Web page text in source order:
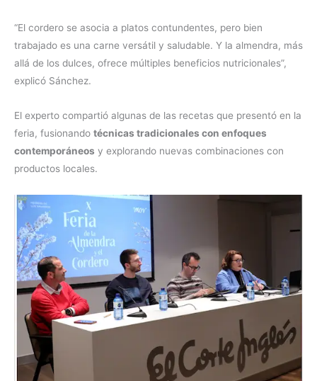
“El cordero se asocia a platos contundentes, pero bien
trabajado es una carne versátil y saludable. Y la almendra, más
allá de los dulces, ofrece múltiples beneficios nutricionales”,
explicó Sánchez.
El experto compartió algunas de las recetas que presentó en la
feria, fusionando técnicas tradicionales con enfoques
contemporáneos y explorando nuevas combinaciones con
productos locales.